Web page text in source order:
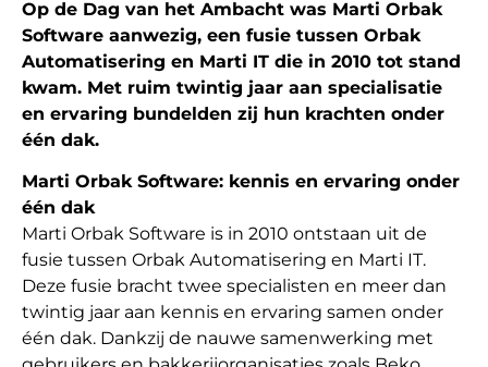
Op de Dag van het Ambacht was Marti Orbak
Software aanwezig, een fusie tussen Orbak
Automatisering en Marti IT die in 2010 tot stand
kwam. Met ruim twintig jaar aan specialisatie
en ervaring bundelden zij hun krachten onder
één dak.
Marti Orbak Software: kennis en ervaring onder
één dak
Marti Orbak Software is in 2010 ontstaan uit de
fusie tussen Orbak Automatisering en Marti IT.
Deze fusie bracht twee specialisten en meer dan
twintig jaar aan kennis en ervaring samen onder
één dak. Dankzij de nauwe samenwerking met